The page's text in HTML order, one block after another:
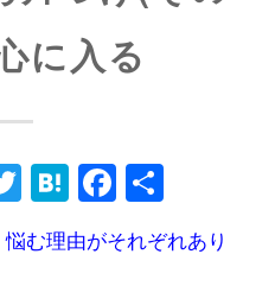
に入る
Twitter
Hatena共
有
む理由がそれぞれあり